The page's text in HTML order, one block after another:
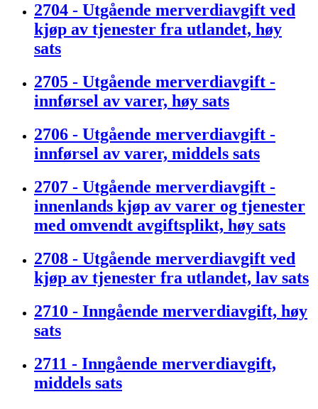
2704 - Utgående merverdiavgift ved
kjøp av tjenester fra utlandet, høy
sats
2705 - Utgående merverdiavgift -
innførsel av varer, høy sats
2706 - Utgående merverdiavgift -
innførsel av varer, middels sats
2707 - Utgående merverdiavgift -
innenlands kjøp av varer og tjenester
med omvendt avgiftsplikt, høy sats
2708 - Utgående merverdiavgift ved
kjøp av tjenester fra utlandet, lav sats
2710 - Inngående merverdiavgift, høy
sats
2711 - Inngående merverdiavgift,
middels sats